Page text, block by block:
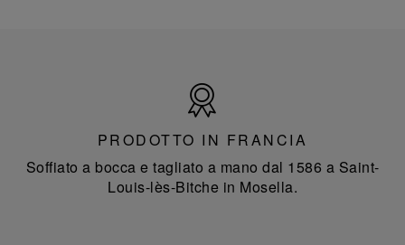
Francia
PRODOTTO IN FRANCIA
Soffiato a bocca e tagliato a mano dal 1586 a Saint-
Louis-lès-Bitche in Mosella.